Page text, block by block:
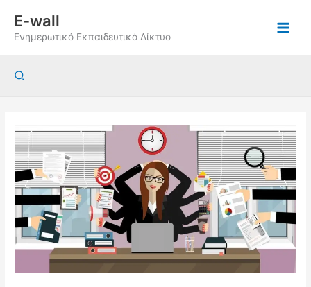
περιεχόμενο
E-wall
Ενημερωτικό Εκπαιδευτικό Δίκτυο
Αναζήτηση